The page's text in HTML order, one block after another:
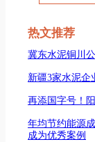
索
热文推荐
冀东水泥铜川
新疆3家水泥企
再添国字号！
年均节约能源
成为优秀案例